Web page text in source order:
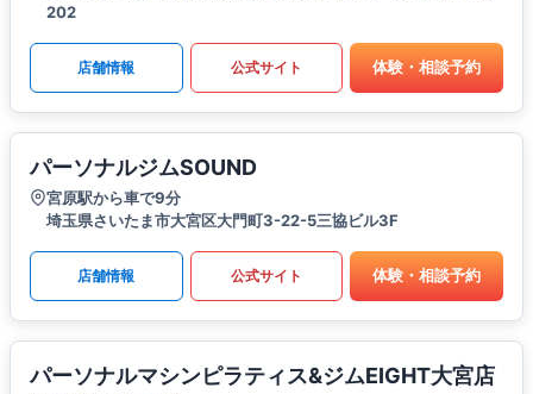
202
店舗情報 公式サイト 体験・相談予約
パーソナルジムSOUND
宮原駅から車で9分
埼玉県さいたま市大宮区大門町3-22-5三協ビル3F
店舗情報 公式サイト 体験・相談予約
パーソナルマシンピラティス&ジムEIGHT大宮店